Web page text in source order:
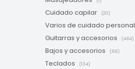
Cuidado capilar (20)
Varios de cuidado personal
Guitarras y accesorios (464)
Bajos y accesorios (69)
Teclados (134)